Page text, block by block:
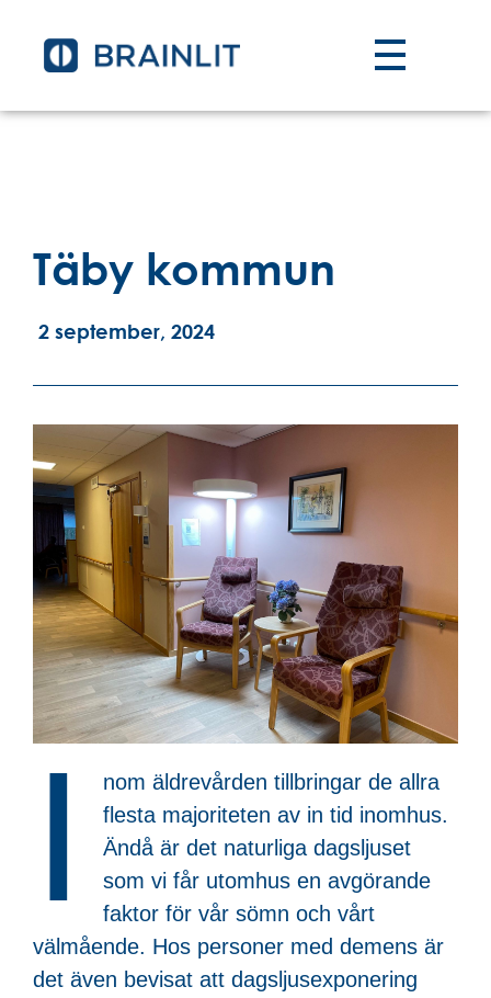
Täby kommun
2 september, 2024
I
nom äldrevården tillbringar de allra
flesta majoriteten av in tid inomhus.
Ändå är det naturliga dagsljuset
som vi får utomhus en avgörande
faktor för vår sömn och vårt
välmående. Hos personer med demens är
det även bevisat att dagsljusexponering